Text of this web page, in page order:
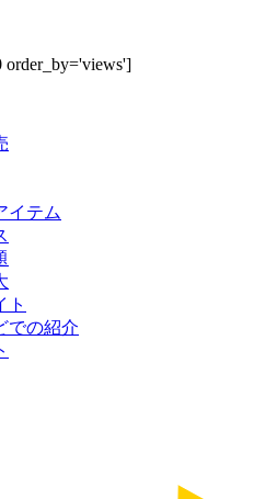
order_by='views']
イテム
ト
での紹介